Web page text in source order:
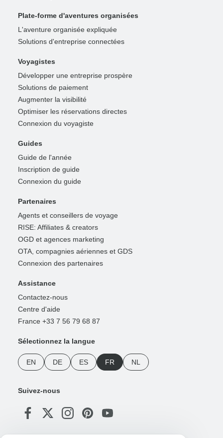
Plate-forme d'aventures organisées
L'aventure organisée expliquée
Solutions d'entreprise connectées
Voyagistes
Développer une entreprise prospère
Solutions de paiement
Augmenter la visibilité
Optimiser les réservations directes
Connexion du voyagiste
Guides
Guide de l'année
Inscription de guide
Connexion du guide
Partenaires
Agents et conseillers de voyage
RISE: Affiliates & creators
OGD et agences marketing
OTA, compagnies aériennes et GDS
Connexion des partenaires
Assistance
Contactez-nous
Centre d'aide
France +33 7 56 79 68 87
Sélectionnez la langue
EN DE ES FR NL
Suivez-nous